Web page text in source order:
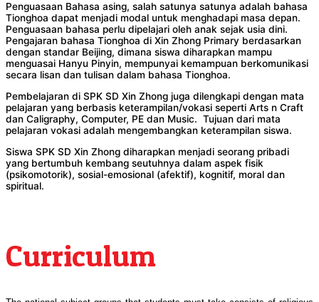
Penguasaan Bahasa asing, salah satunya satunya adalah bahasa
Tionghoa dapat menjadi modal untuk menghadapi masa depan.
Penguasaan bahasa perlu dipelajari oleh anak sejak usia dini.
Pengajaran bahasa Tionghoa di Xin Zhong Primary berdasarkan
dengan standar Beijing, dimana siswa diharapkan mampu
menguasai Hanyu Pinyin, mempunyai kemampuan berkomunikasi
secara lisan dan tulisan dalam bahasa Tionghoa.
Pembelajaran di SPK SD Xin Zhong juga dilengkapi dengan mata
pelajaran yang berbasis keterampilan/vokasi seperti Arts n Craft
dan Caligraphy, Computer, PE dan Music. Tujuan dari mata
pelajaran vokasi adalah mengembangkan keterampilan siswa.
Siswa SPK SD Xin Zhong diharapkan menjadi seorang pribadi
yang bertumbuh kembang seutuhnya dalam aspek fisik
(psikomotorik), sosial-emosional (afektif), kognitif, moral dan
spiritual.
Curriculum